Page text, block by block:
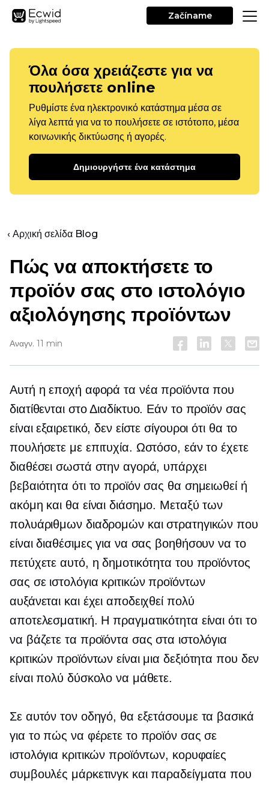
Začíname
Όλα όσα χρειάζεστε για να
πουλήσετε online
Ρυθμίστε ένα ηλεκτρονικό κατάστημα μέσα σε
λίγα λεπτά για να το πουλήσετε σε ιστότοπο, μέσα
κοινωνικής δικτύωσης ή αγορές.
Δημιουργήστε ένα κατάστημα
‹ Αρχική σελίδα Blog
Πώς να αποκτήσετε το
προϊόν σας στο ιστολόγιο
αξιολόγησης προϊόντων
Αναγν. 11 min
Αυτή η εποχή αφορά τα νέα προϊόντα που
διατίθενται στο Διαδίκτυο. Εάν το προϊόν σας
είναι εξαιρετικό, δεν είστε σίγουροι ότι θα το
πουλήσετε με επιτυχία. Ωστόσο, εάν το έχετε
διαθέσει σωστά στην αγορά, υπάρχει
βεβαιότητα ότι το προϊόν σας θα σημειωθεί ή
ακόμη και θα είναι διάσημο. Μεταξύ των
πολυάριθμων διαδρομών και στρατηγικών που
είναι διαθέσιμες για να σας βοηθήσουν να το
πετύχετε αυτό, η δημοτικότητα του προϊόντος
σας σε ιστολόγια κριτικών προϊόντων
αυξάνεται και έχει αποδειχθεί πολύ
αποτελεσματική. Η πραγματικότητα είναι ότι το
να βάζετε τα προϊόντα σας στα ιστολόγια
κριτικών προϊόντων είναι μια δεξιότητα που δεν
είναι πολύ δύσκολο να μάθετε.
Σε αυτόν τον οδηγό, θα εξετάσουμε τα βασικά
για το πώς να φέρετε το προϊόν σας σε
ιστολόγια κριτικών προϊόντων, κορυφαίες
συμβουλές μάρκετινγκ και παραδείγματα που